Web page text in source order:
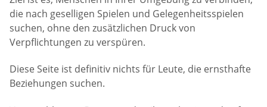
die nach geselligen Spielen und Gelegenheitsspielen
suchen, ohne den zusätzlichen Druck von
Verpflichtungen zu verspüren.
Diese Seite ist definitiv nichts für Leute, die ernsthafte
Beziehungen suchen.